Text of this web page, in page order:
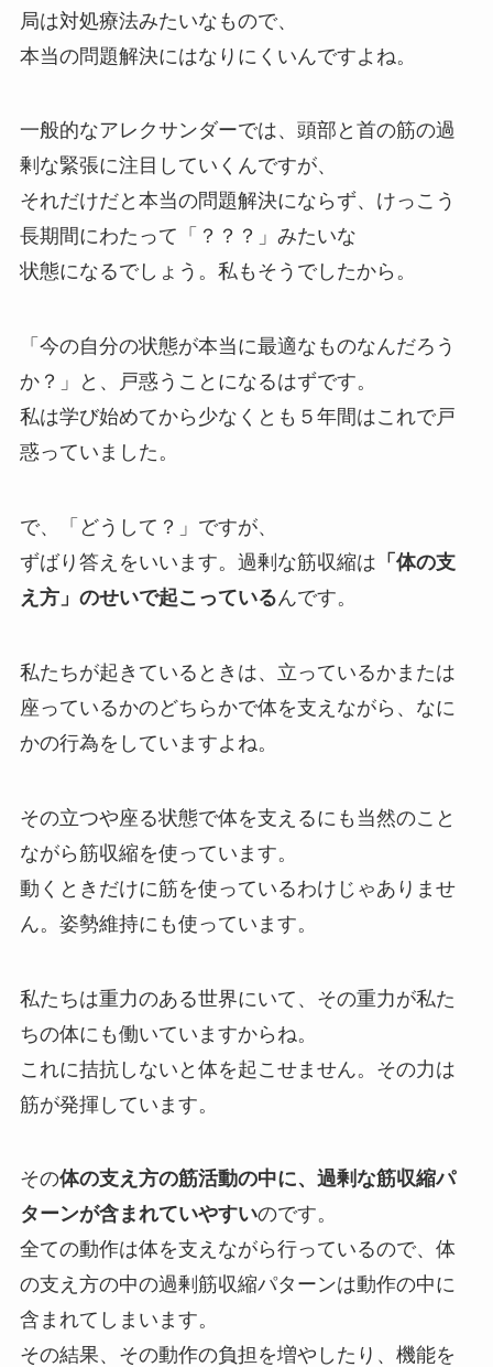
局は対処療法みたいなもので、
本当の問題解決にはなりにくいんですよね。
一般的なアレクサンダーでは、頭部と首の筋の過
剰な緊張に注目していくんですが、
それだけだと本当の問題解決にならず、けっこう
長期間にわたって「？？？」みたいな
状態になるでしょう。私もそうでしたから。
「今の自分の状態が本当に最適なものなんだろう
か？」と、戸惑うことになるはずです。
私は学び始めてから少なくとも５年間はこれで戸
惑っていました。
で、「どうして？」ですが、
ずばり答えをいいます。過剰な筋収縮は 「体の支
え方」のせいで起こっているんです。
私たちが起きているときは、立っているかまたは
座っているかのどちらかで体を支えながら、なに
かの行為をしていますよね。
その立つや座る状態で体を支えるにも当然のこと
ながら筋収縮を使っています。
動くときだけに筋を使っているわけじゃありませ
ん。姿勢維持にも使っています。
私たちは重力のある世界にいて、その重力が私た
ちの体にも働いていますからね。
これに拮抗しないと体を起こせません。その力は
筋が発揮しています。
その体の支え方の筋活動の中に、過剰な筋収縮パ
ターンが含まれていやすいのです。
全ての動作は体を支えながら行っているので、体
の支え方の中の過剰筋収縮パターンは動作の中に
含まれてしまいます。
その結果、その動作の負担を増やしたり、機能を